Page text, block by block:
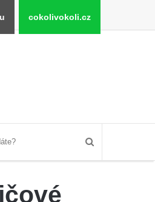
cokolivokoli.cz